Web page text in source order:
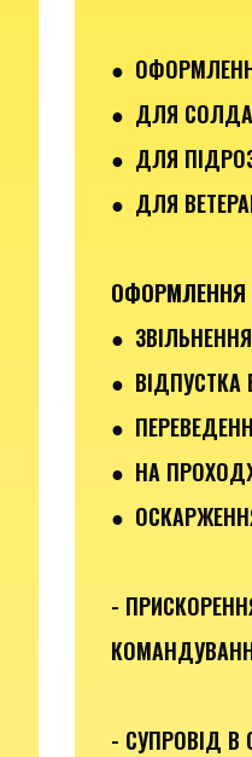
●
● ДЛЯ
● ДЛЯ
● ДЛЯ
ОФОРМЛЕННЯ
●
● ВІДПУСТКА
●
● НА
●
-
- СУПРОВІД В